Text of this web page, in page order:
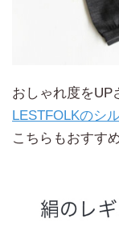
おしゃれ度をUP
LESTFOLKのシ
こちらもおすす